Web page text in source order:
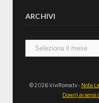
ARCHIVI
Archivi
© 2026 ViviRoma.tv - Nota
Down) ai